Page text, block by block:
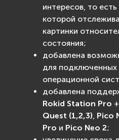
интересов, то
которой
картинки
состояния;
добавлена
для подключенных
операционной
добавлена
Rokid Station Pro +
Quest (1,2,3), Pico
Pro и Pico Neo 2;